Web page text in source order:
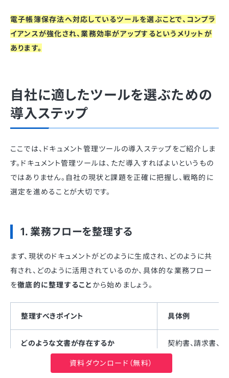
電子帳簿保存法へ対応しているツールを選ぶことで、コンプラ
イアンスが強化され、業務効率がアップするというメリットが
あります。
自社に適したツールを選ぶための
導入ステップ
ここでは、ドキュメント管理ツールの導入ステップをご紹介しま
す。ドキュメント管理ツールは、ただ導入すればよいというもの
ではありません。自社の現状と課題を正確に把握し、戦略的に
選定を進めることが大切です。
1. 業務フローを整理する
まず、現状のドキュメントがどのように生成され、どのように共
有され、どのように活用されているのか、具体的な業務フロー
を徹底的に整理すること から始めましょう。
整理すべきポイント 具体例
どのような文書が存在するか
契約書、請求書、
を洗い出します。
資料ダウンロード（無料）